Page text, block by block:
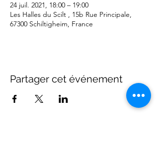
24 juil. 2021, 18:00 – 19:00
Les Halles du Scilt , 15b Rue Principale,
67300 Schiltigheim, France
Partager cet événement